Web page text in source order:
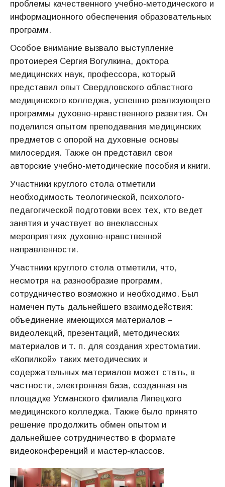
проблемы качественного учебно-методического и
информационного обеспечения образовательных
программ.
Особое внимание вызвало выступление
протоиерея Сергия Вогулкина, доктора
медицинских наук, профессора, который
представил опыт Свердловского областного
медицинского колледжа, успешно реализующего
программы духовно-нравственного развития. Он
поделился опытом преподавания медицинских
предметов с опорой на духовные основы
милосердия. Также он представил свои
авторские учебно-методические пособия и книги.
Участники круглого стола отметили
необходимость теологической, психолого-
педагогической подготовки всех тех, кто ведет
занятия и участвует во внеклассных
мероприятиях духовно-нравственной
направленности.
Участники круглого стола отметили, что,
несмотря на разнообразие программ,
сотрудничество возможно и необходимо. Был
намечен путь дальнейшего взаимодействия:
объединение имеющихся материалов –
видеолекций, презентаций, методических
материалов и т. п. для создания хрестоматии.
«Копилкой» таких методических и
содержательных материалов может стать, в
частности, электронная база, созданная на
площадке Усманского филиала Липецкого
медицинского колледжа. Также было принято
решение продолжить обмен опытом и
дальнейшее сотрудничество в формате
видеоконференций и мастер-классов.